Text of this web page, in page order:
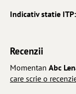
Indicativ statie ITP:
Recenzii
Momentan Abc
care scrie o